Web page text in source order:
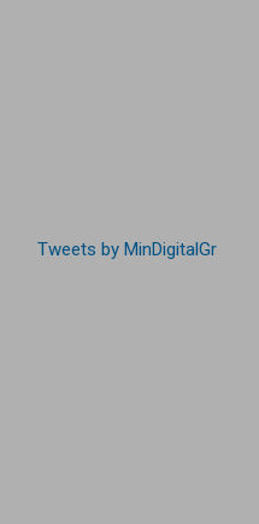
Tweets by MinDigitalGr